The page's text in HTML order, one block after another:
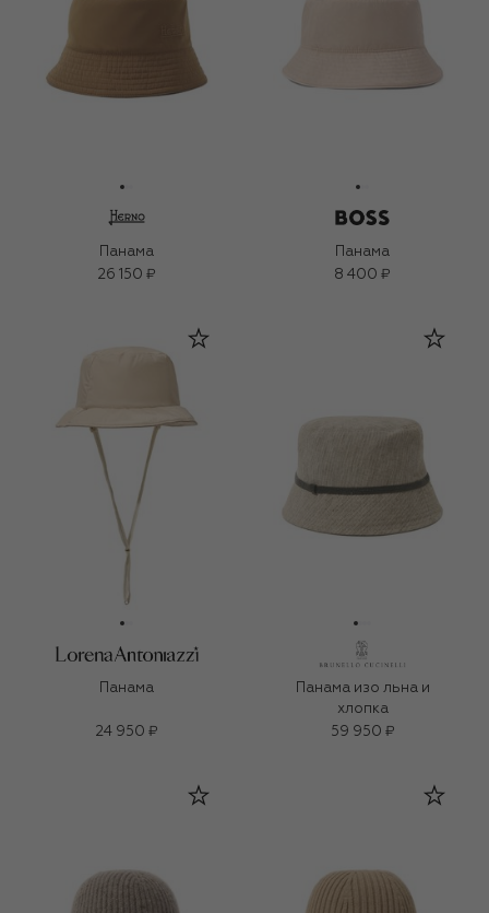
Панама
26 150 ₽
Панама
8 400 ₽
Панама
24 950 ₽
Панама изо льна и
хлопка
59 950 ₽